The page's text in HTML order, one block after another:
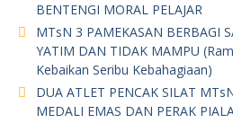
BENTENGI MORAL PELAJAR
MTsN 3 PAMEKASAN BERBAGI
YATIM DAN TIDAK MAMPU
Kebaikan Seribu Kebahagiaan)
DUA ATLET PENCAK SILAT
MEDALI EMAS DAN PERAK